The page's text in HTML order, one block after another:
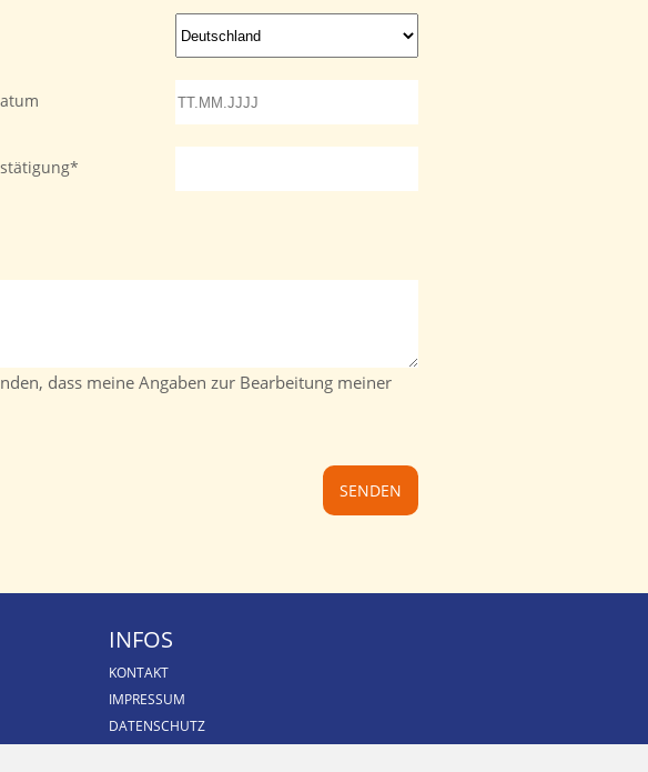
dass meine Angaben zur Bearbeitung meiner
INFOS
KONTAKT
IMPRESSUM
DATENSCHUTZ